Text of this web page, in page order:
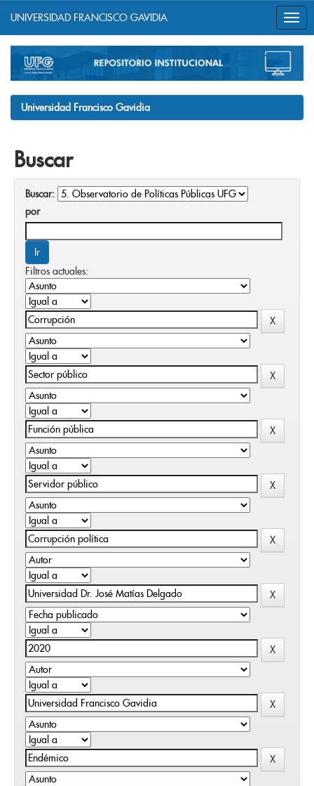
navigation
UNIVERSIDAD FRANCISCO GAVIDIA
Universidad Francisco Gavidia
Buscar
Buscar:
por
Filtros actuales: